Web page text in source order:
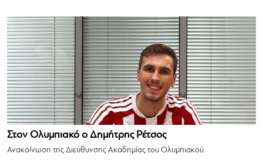
Στον Ολυμπιακό ο Δημήτρης Ρέτσος
Ανακοίνωση της Διεύθυνσης Ακαδημίας του Ολυμπιακού.